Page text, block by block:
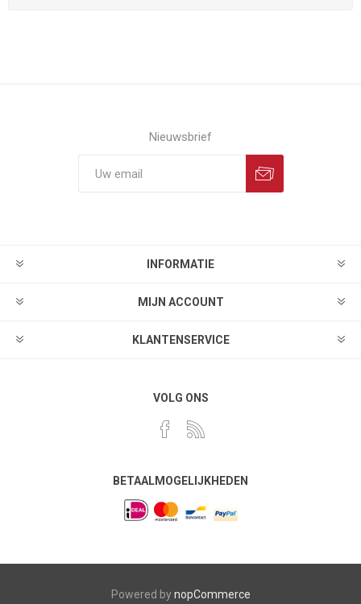
Nieuwsbrief
INFORMATIE
MIJN ACCOUNT
KLANTENSERVICE
VOLG ONS
BETAALMOGELIJKHEDEN
Powered bynopCommerce